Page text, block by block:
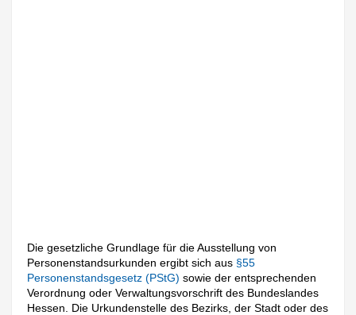
Die gesetzliche Grundlage für die Ausstellung von
Personenstandsurkunden ergibt sich aus §55
Personenstandsgesetz (PStG)sowie der entsprechenden
Verordnung oder Verwaltungsvorschrift des Bundeslandes
Hessen. Die Urkundenstelle des Bezirks, der Stadt oder des